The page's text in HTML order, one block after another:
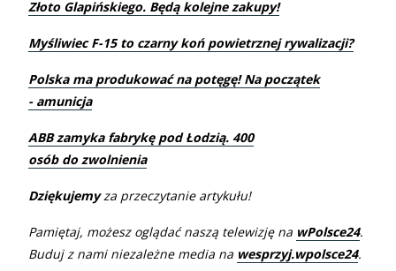
Złoto Glapińskiego. Będą kolejne zakupy!
Myśliwiec F-15 to czarny koń powietrznej rywalizacji?
Polska ma produkować na potęgę! Na początek
- amunicja
ABB zamyka fabrykę pod Łodzią. 400
osób do zwolnienia
Dziękujemyza przeczytanie artykułu!
Pamiętaj, możesz oglądać naszą telewizję na wPolsce24.
Buduj z nami niezależne media na wesprzyj.wpolsce24.